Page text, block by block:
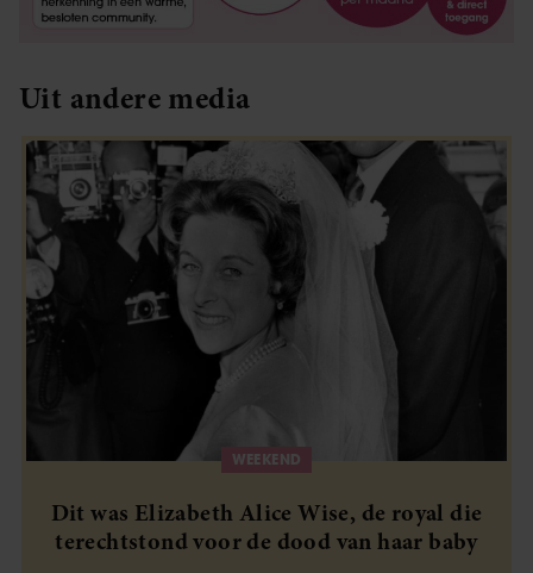
Uit andere media
WEEKEND
Dit was Elizabeth Alice Wise, de royal die
terechtstond voor de dood van haar baby